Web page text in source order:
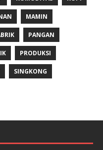
MAMIN
PANGAN
PRODUKSI
SINGKONG